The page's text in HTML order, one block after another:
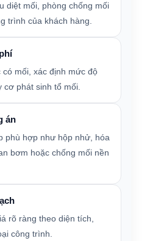
diệt mối, phòng chống mối
trình của khách hàng.
có mối, xác định mức độ
cơ phát sinh tổ mối.
án
phù hợp như hộp nhử, hóa
bơm hoặc chống mối nền
rõ ràng theo diện tích,
công trình.